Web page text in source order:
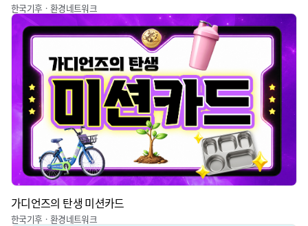
한국기후ㆍ환경네트워크
가디언즈의 탄생 미션카드
한국기후ㆍ환경네트워크